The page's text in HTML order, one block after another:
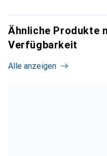
Ähnliche Produkte
Verfügbarkeit
Alle anzeigen